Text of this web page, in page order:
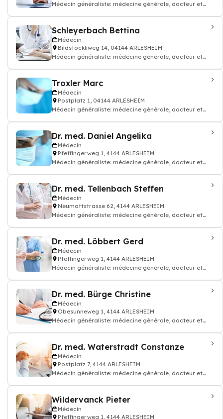
Médecin généraliste: médecine générale, docteur et
Schleyerbach Bettina
Médecin
Bildstöckliweg 14, 04144 ARLESHEIM
Médecin généraliste: médecine générale, docteur et
Troxler Marc
Médecin
Postplatz 1, 04144 ARLESHEIM
Médecin généraliste: médecine générale, docteur et
Dr. med. Daniel Angelika
Médecin
Pfeffingerweg 1, 4144 ARLESHEIM
Médecin généraliste: médecine générale, docteur et
Dr. med. Tellenbach Steffen
Médecin
Neumattstrasse 62, 4144 ARLESHEIM
Médecin généraliste: médecine générale, docteur et
Dr. med. Löbbert Gerd
Médecin
Pfeffingerweg 1, 4144 ARLESHEIM
Médecin généraliste: médecine générale, docteur et
Dr. med. Bürge Christine
Médecin
Obesunneweg 1, 4144 ARLESHEIM
Médecin généraliste: médecine générale, docteur et
Dr. med. Waterstradt Constanze
Médecin
Postplatz 7, 4144 ARLESHEIM
Médecin généraliste: médecine générale, docteur et
Wildervanck Pieter
Médecin
Pfeffingerweg 1, 4144 ARLESHEIM